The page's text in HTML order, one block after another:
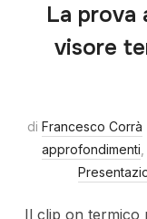
La prova
visore
di Francesco Corrà
approfondimenti
Il clip on termico